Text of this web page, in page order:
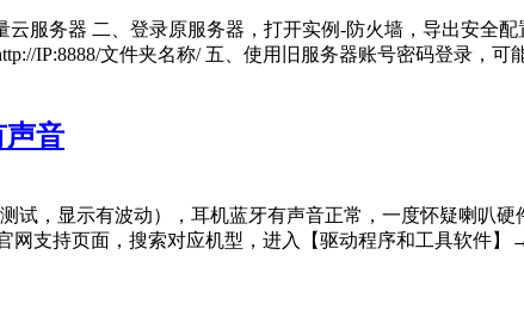
云服务器 二、登录原服务器，打开实例-防火墙，导出安全
IP:8888/文件夹名称/ 五、使用旧服务器账号密码登录，
声音
，显示有波动），耳机蓝牙有声音正常，一度怀疑喇叭
网支持页面，搜索对应机型，进入【驱动程序和工具软件